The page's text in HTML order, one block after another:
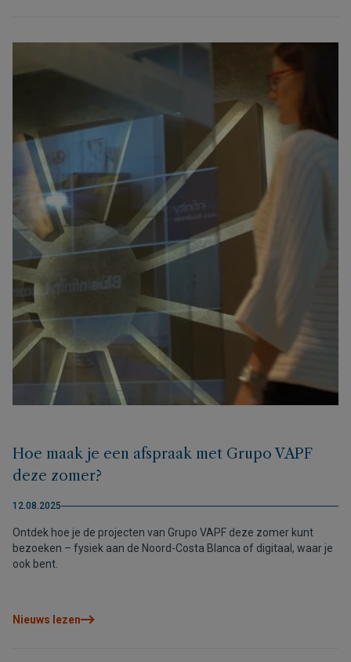
Hoe maak je een afspraak met Grupo VAPF
deze zomer?
12.08.2025
Ontdek hoe je de projecten van Grupo VAPF deze zomer kunt
bezoeken – fysiek aan de Noord-Costa Blanca of digitaal, waar je
ook bent.
Nieuws lezen